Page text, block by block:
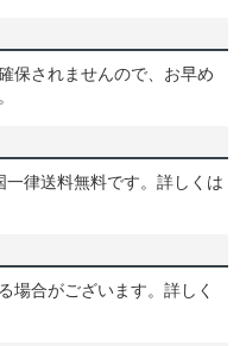
保されませんので、お早め
律送料無料です。詳しくは
場合がございます。詳しく